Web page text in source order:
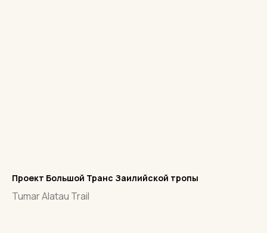
Проект Большой Транс Заилийской тропы
Tumar Alatau Trail